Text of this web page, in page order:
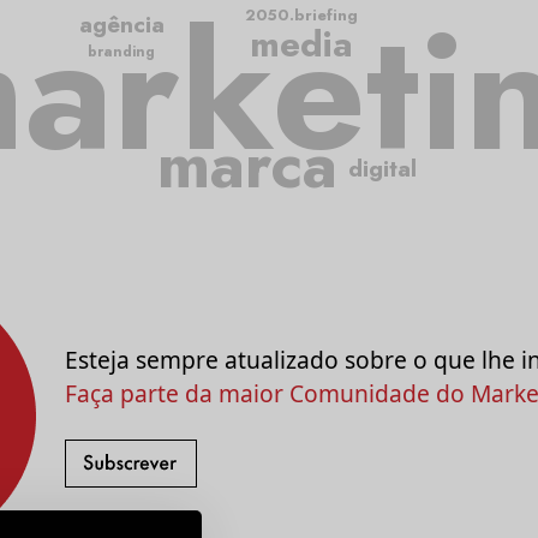
marca
media
agência
digital
2050.briefing
branding
Esteja sempre atualizado sobre o que lhe
Faça parte da maior Comunidade do